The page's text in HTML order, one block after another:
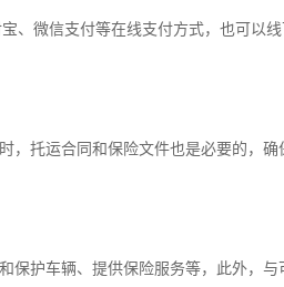
微信支付等在线支付方式，也可以
托运合同和保险文件也是必要的，确
护车辆、提供保险服务等，此外，与